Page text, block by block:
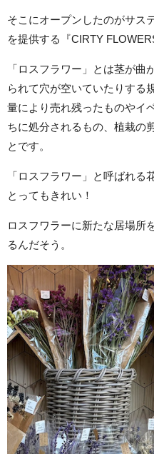
そこにオープンしたのがサス
を提供する『CIRTY
「ロスフラワー」とは茎が
られて穴が空いていたりする
量により売れ残ったものやイ
ちに処分されるもの、植栽の
とです。
「ロスフラワー」と呼ばれる
とってもきれい！
ロスフワラーに新たな居場所
るんだそう。